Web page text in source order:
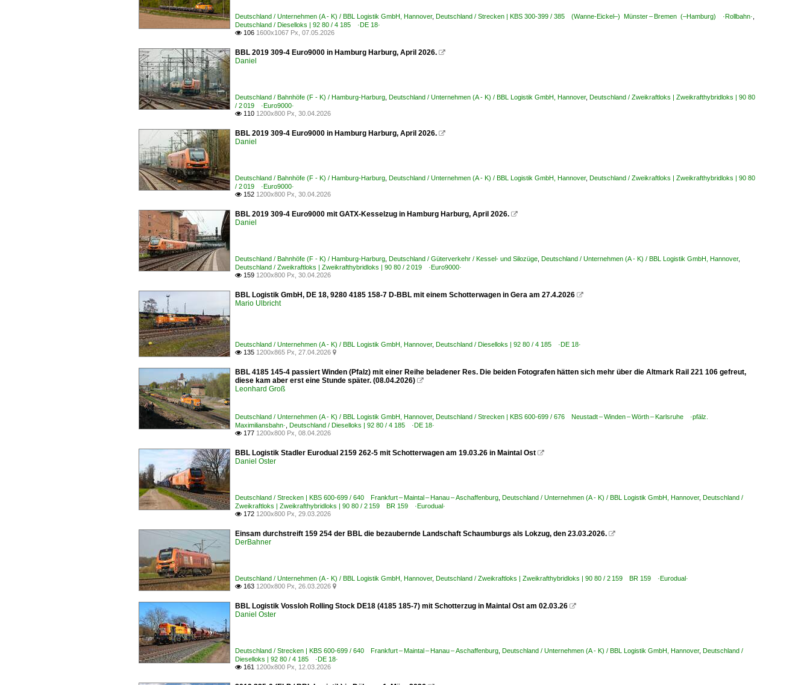
Deutschland / Unternehmen (A - K) / BBL Logistik GmbH, Hannover, Deutschland / Strecken | KBS 300-399 / 385 (Wanne-Eickel–) Münster – Bremen (–Hamburg) ·Rollbahn·
Deutschland / Dieselloks | 92 80 / 4 185 ·DE 18·
 106 1600x1067 Px, 07.05.2026
BBL 2019 309-4 Euro9000 in Hamburg Harburg, April 2026. 
Daniel
Deutschland / Bahnhöfe (F - K) / Hamburg-Harburg Deutschland / Unternehmen (A - K) / BBL Logistik GmbH, Hannover, Deutschland / Zweikraftloks | Zweikrafthybridloks | 90 80
/ 2 019 ·Euro9000·
 110 1200x800 Px, 30.04.2026
BBL 2019 309-4 Euro9000 in Hamburg Harburg, April 2026. 
Daniel
Deutschland / Bahnhöfe (F - K) / Hamburg-Harburg Deutschland / Unternehmen (A - K) / BBL Logistik GmbH, Hannover, Deutschland / Zweikraftloks | Zweikrafthybridloks | 90 80
/ 2 019 ·Euro9000·
 152 1200x800 Px, 30.04.2026
BBL 2019 309-4 Euro9000 mit GATX-Kesselzug in Hamburg Harburg, April 2026. 
Daniel
Deutschland / Bahnhöfe (F - K) / Hamburg-Harburg Deutschland / Güterverkehr / Kessel- und Silozüge Deutschland / Unternehmen (A - K) / BBL Logistik GmbH, Hannover,
Deutschland / Zweikraftloks | Zweikrafthybridloks | 90 80 / 2 019 ·Euro9000·
 159 1200x800 Px, 30.04.2026
BBL Logistik GmbH, DE 18, 9280 4185 158-7 D-BBL mit einem Schotterwagen in Gera am 27.4.2026 
Mario Ulbricht
Deutschland / Unternehmen (A - K) / BBL Logistik GmbH, Hannover, Deutschland / Dieselloks | 92 80 / 4 185 ·DE 18·
 135 1200x865 Px, 27.04.2026 
BBL 4185 145-4 passiert Winden (Pfalz) mit einer Reihe beladener Res. Die beiden Fotografen hätten sich mehr über die Altmark Rail 221 106 gefreut,
diese kam aber erst eine Stunde später. (08.04.2026) 
Leonhard Groß
Deutschland / Unternehmen (A - K) / BBL Logistik GmbH, Hannover, Deutschland / Strecken | KBS 600-699 / 676 Neustadt – Winden – Wörth – Karlsruhe ·pfälz.
Maximiliansbahn· Deutschland / Dieselloks | 92 80 / 4 185 ·DE 18·
 177 1200x800 Px, 08.04.2026
BBL Logistik Stadler Eurodual 2159 262-5 mit Schotterwagen am 19.03.26 in Maintal Ost 
Daniel Oster
Deutschland / Strecken | KBS 600-699 / 640 Frankfurt – Maintal – Hanau – Aschaffenburg Deutschland / Unternehmen (A - K) / BBL Logistik GmbH, Hannover, Deutschland /
Zweikraftloks | Zweikrafthybridloks | 90 80 / 2 159 BR 159 ·Eurodual·
 172 1200x800 Px, 29.03.2026
Einsam durchstreift 159 254 der BBL die bezaubernde Landschaft Schaumburgs als Lokzug, den 23.03.2026. 
DerBahner
Deutschland / Unternehmen (A - K) / BBL Logistik GmbH, Hannover, Deutschland / Zweikraftloks | Zweikrafthybridloks | 90 80 / 2 159 BR 159 ·Eurodual·
 163 1200x800 Px, 26.03.2026 
BBL Logistik Vossloh Rolling Stock DE18 (4185 185-7) mit Schotterzug in Maintal Ost am 02.03.26 
Daniel Oster
Deutschland / Strecken | KBS 600-699 / 640 Frankfurt – Maintal – Hanau – Aschaffenburg Deutschland / Unternehmen (A - K) / BBL Logistik GmbH, Hannover, Deutschland /
Dieselloks | 92 80 / 4 185 ·DE 18·
 161 1200x800 Px, 12.03.2026